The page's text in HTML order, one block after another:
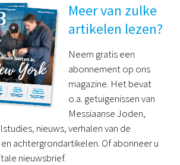
Meer van zulke
artikelen lezen?
Neem gratis een
abonnement op ons
magazine. Het bevat
o.a. getuigenissen van
Messiaanse Joden,
nieuws, verhalen van de
achtergrondartikelen. Of abonneer u
nieuwsbrief.